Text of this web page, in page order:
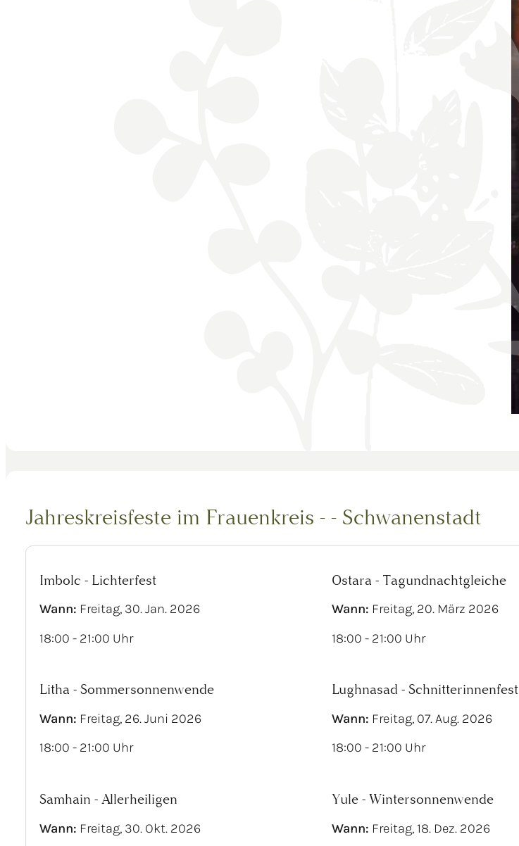
Jahreskreisfeste im Frauenkreis - - Schwanenstadt
Imbolc - Lichterfest
Wann: Freitag, 30. Jan. 2026
18:00 - 21:00 Uhr
Ostara - Tagundnachtgleiche
Wann: Freitag, 20. März 2026
18:00 - 21:00 Uhr
Litha - Sommersonnenwende
Wann: Freitag, 26. Juni 2026
18:00 - 21:00 Uhr
Lughnasad - Schnitterinnenfest
Wann: Freitag, 07. Aug. 2026
18:00 - 21:00 Uhr
Samhain - Allerheiligen
Wann: Freitag, 30. Okt. 2026
Yule - Wintersonnenwende
Wann: Freitag, 18. Dez. 2026